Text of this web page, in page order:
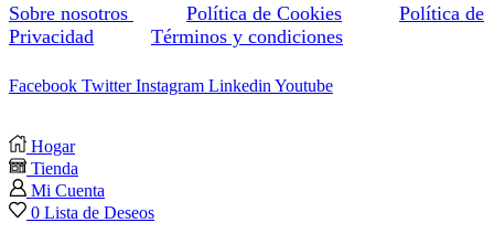
Sobre nosotros Política de Cookies
Política de
Privacidad
Términos y condiciones
Facebook Twitter Instagram Linkedin Youtube
Hogar
Tienda
Mi Cuenta
0 Lista de Deseos